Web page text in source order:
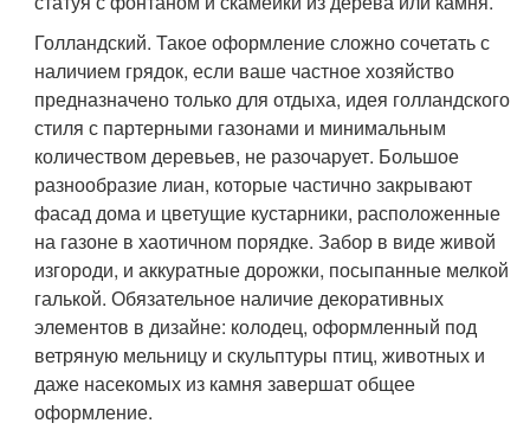
Голландский. Такое оформление сложно сочетать с
наличием грядок, если ваше частное хозяйство
предназначено только для отдыха, идея голландского
стиля с партерными газонами и минимальным
количеством деревьев, не разочарует. Большое
разнообразие лиан, которые частично закрывают
фасад дома и цветущие кустарники, расположенные
на газоне в хаотичном порядке. Забор в виде живой
изгороди, и аккуратные дорожки, посыпанные мелкой
галькой. Обязательное наличие декоративных
элементов в дизайне: колодец, оформленный под
ветряную мельницу и скульптуры птиц, животных и
даже насекомых из камня завершат общее
оформление.